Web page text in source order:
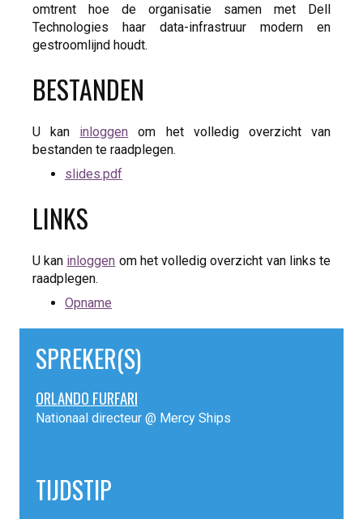
omtrent hoe de organisatie samen met Dell
Technologies haar data-infrastruur modern en
gestroomlijnd houdt.
BESTANDEN
U kan inloggen om het volledig overzicht van
bestanden te raadplegen.
slides.pdf
LINKS
U kan inloggen om het volledig overzicht van links te
raadplegen.
Opname
SPREKER(S)
ORLANDO FURFARI
Nationaal directeur @ Mercy Ships
TIJDSTIP